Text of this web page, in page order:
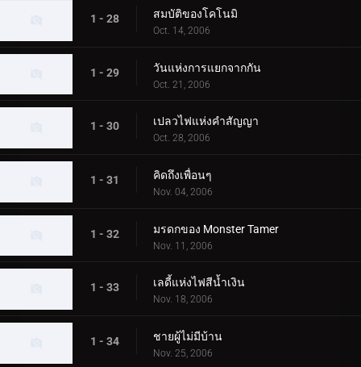
1 - 28 สมบัติของโคโนมิ
Oct. 14, 2006
1 - 29 วันแห่งการแยกจากกัน
Oct. 21, 2006
1 - 30 เปลวไฟแห่งคำสัญญา
Oct. 28, 2006
1 - 31 คิดถึงเพื่อนๆ
Nov. 04, 2006
1 - 32 มรดกของ Monster Tamer
Nov. 11, 2006
1 - 33 เลดี้แห่งไฟสีน้ำเงิน
Nov. 18, 2006
1 - 34 ชายผู้ไม่มีบ้าน
Nov. 25, 2006